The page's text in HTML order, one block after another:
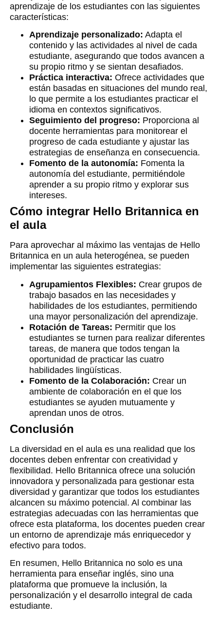
aprendizaje de los estudiantes con las siguientes
características:
Aprendizaje personalizado: Adapta el
contenido y las actividades al nivel de cada
estudiante, asegurando que todos avancen a
su propio ritmo y se sientan desafiados.
Práctica interactiva: Ofrece actividades que
están basadas en situaciones del mundo real,
lo que permite a los estudiantes practicar el
idioma en contextos significativos.
Seguimiento del progreso: Proporciona al
docente herramientas para monitorear el
progreso de cada estudiante y ajustar las
estrategias de enseñanza en consecuencia.
Fomento de la autonomía: Fomenta la
autonomía del estudiante, permitiéndole
aprender a su propio ritmo y explorar sus
intereses.
Cómo integrar Hello Britannica en
el aula
Para aprovechar al máximo las ventajas de Hello
Britannica en un aula heterogénea, se pueden
implementar las siguientes estrategias:
Agrupamientos Flexibles: Crear grupos de
trabajo basados en las necesidades y
habilidades de los estudiantes, permitiendo
una mayor personalización del aprendizaje.
Rotación de Tareas: Permitir que los
estudiantes se turnen para realizar diferentes
tareas, de manera que todos tengan la
oportunidad de practicar las cuatro
habilidades lingüísticas.
Fomento de la Colaboración: Crear un
ambiente de colaboración en el que los
estudiantes se ayuden mutuamente y
aprendan unos de otros.
Conclusión
La diversidad en el aula es una realidad que los
docentes deben enfrentar con creatividad y
flexibilidad. Hello Britannica ofrece una solución
innovadora y personalizada para gestionar esta
diversidad y garantizar que todos los estudiantes
alcancen su máximo potencial. Al combinar las
estrategias adecuadas con las herramientas que
ofrece esta plataforma, los docentes pueden crear
un entorno de aprendizaje más enriquecedor y
efectivo para todos.
En resumen, Hello Britannica no solo es una
herramienta para enseñar inglés, sino una
plataforma que promueve la inclusión, la
personalización y el desarrollo integral de cada
estudiante.